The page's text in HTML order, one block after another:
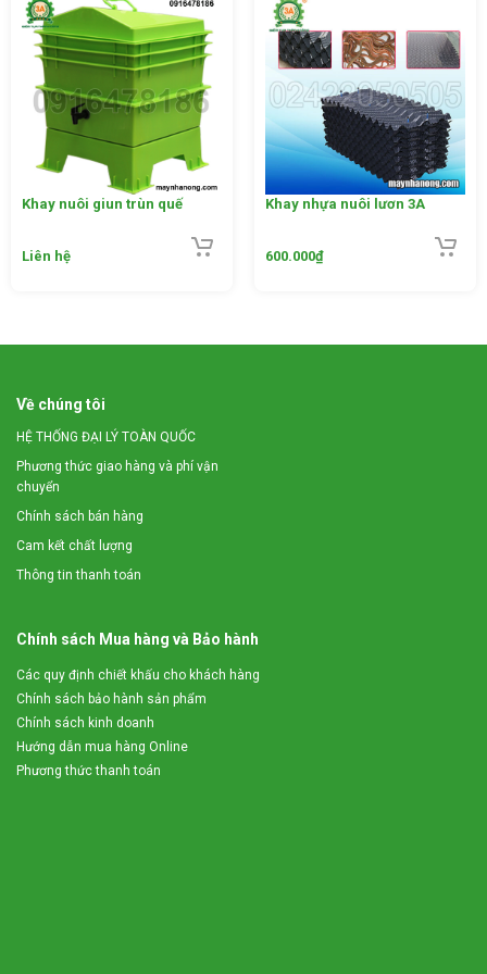
– Tên sản phẩm: Túi ủ chua 3A
– Chất liệu: làm bao tải và chất nhựa dẻo
– Kích thước lớp bao bên trong: 127 x 70(cm)
* Hiện tại túi ủ chua 3A được Công ty CP Đầu Tư Tuấn Tú
phân phối trên toàn quốc với số lượng lớn. Quý khách và Bà
Khay nuôi giun trùn quế
Liên hệ
Khay nhựa nuôi lươn 3A
600.000₫
Về chúng tôi
HỆ THỐNG ĐẠI LÝ TOÀN QUỐC
Phương thức giao hàng và phí vận
chuyển
Chính sách bán hàng
Cam kết chất lượng
Thông tin thanh toán
Chính sách Mua hàng và Bảo hành
Các quy định chiết khấu cho khách hàng
Chính sách bảo hành sản phẩm
Chính sách kinh doanh
Hướng dẫn mua hàng Online
Phương thức thanh toán